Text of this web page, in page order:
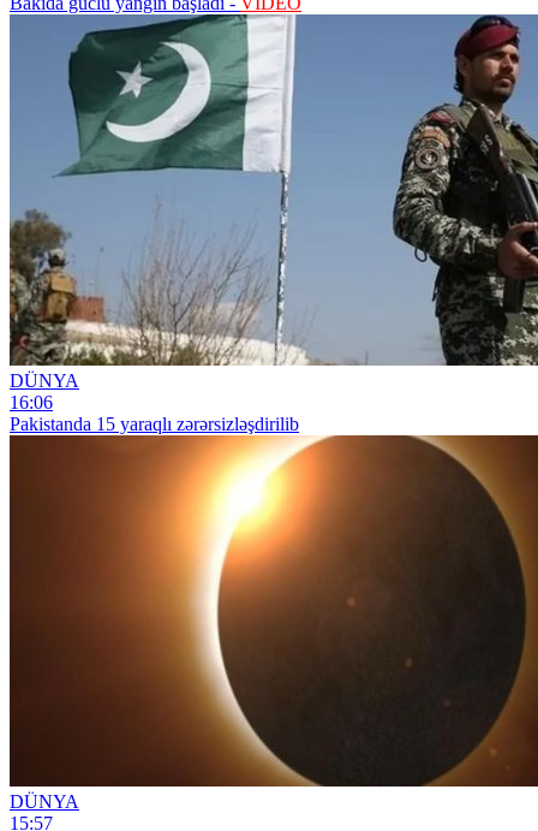
DÜNYA
16:06
Pakistanda 15 yaraqlı zərərsizləşdirilib
DÜNYA
15:57